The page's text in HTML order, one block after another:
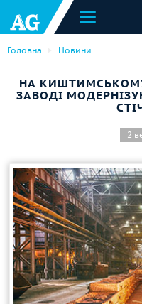
Головна Новини
НА
ЗАВОДІ
2